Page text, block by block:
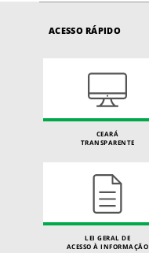
ACESSO RÁPIDO
CEARÁ
TRANSPARENTE
LEI GERAL DE
ACESSO À INFORMAÇÃO